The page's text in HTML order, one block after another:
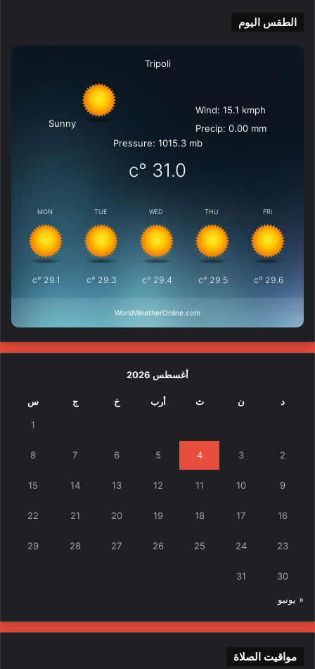
الطقس اليوم
Tripoli
Sunny
Wind: 15.1 kmph
Precip: 0.00 mm
Pressure: 1015.3 mb
31.0
°c
MON
29.1
°c
TUE
29.3
°c
WED
29.4
°c
THU
29.5
°c
FRI
29.6
°c
WorldWeatherOnline.com
أغسطس 2026
د ن ث أرب خ ج س
1
2
3
4
5
6
7
8
9
10
11
12
13
14
15
16
17
18
19
20
21
22
23
24
25
26
27
28
29
30
31
« يونيو
مواقيت الصلاة